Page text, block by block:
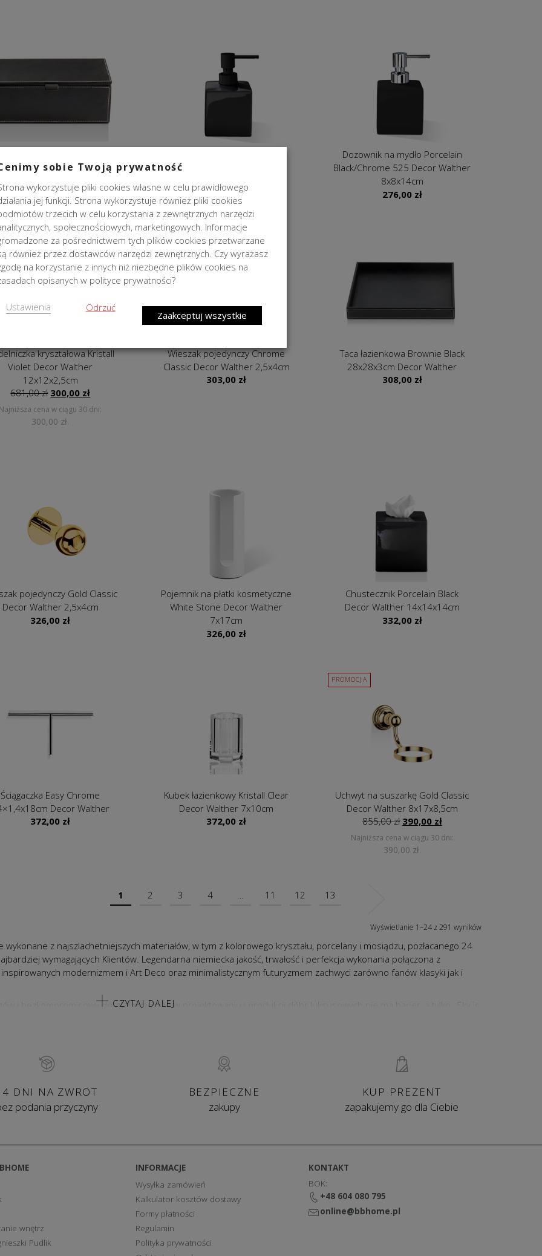
Decor Walther
Black 525 Decor Walther
276,00zł
Dozownik na mydło Porcelain
Black/Chrome 525 Decor Walther
8x8x14cm
276,00 zł
kryształowa Kristall
Violet Decor Walther
12x12x2,5cm
681,00zł Pierwotna
cena
wynosiła:
300,00 złAktualna
cena
cena w ciągu 30 dni:
300,00 zł.
Wieszak pojedynczy Chrome
Classic Decor Walther 2,5x4cm
303,00 zł
Taca łazienkowa Brownie Black
28x28x3cm Decor Walther
308,00 zł
pojedynczy Gold Classic
Decor Walther 2,5x4cm
326,00 zł
Pojemnik na płatki kosmetyczne
White Stone Decor Walther
7x17cm
326,00 zł
Chustecznik Porcelain Black
Decor Walther 14x14x14cm
332,00 zł
Ściągaczka Easy Chrome
Decor Walther
372,00 zł
Kubek łazienkowy Kristall Clear
Decor Walther 7x10cm
372,00 zł
PROMOCJA
Uchwyt na suszarkę Gold Classic
Decor Walther 8x17x8,5cm
855,00zł Pierwotna
cena
wynosiła:
390,00 złAktualna
cena
Najniższa cena w ciągu 30 dni:
390,00 zł.
1 2 3 4 … 11 12 13
Wyświetlanie 1–24 z 291 wyników
wykonane z najszlachetniejszych materiałów, w tym z kolorowego kryształu, porcelany i mosiądzu, pozłacanego 24
wymagających Klientów. Legendarna niemiecka jakość, trwałość i perfekcja wykonania połączona z
modernizmem i Art Deco oraz minimalistycznym futuryzmem zachwyci zarówno fanów klasyki jak i
i bezkompromisowy detal dowodzi że w projektowaniu i produkcji dóbr luksusowych nie ma barier, a tylko „Sky is
CZYTAJ DALEJ
DNI NA ZWROT
podania przyczyny
BEZPIECZNE
zakupy
KUP PREZENT
zapakujemy go dla Ciebie
wnętrz
Pudlik
INFORMACJE
Wysyłka zamówień
Kalkulator kosztów dostawy
Formy płatności
Regulamin
Polityka prywatności
KONTAKT
BOK:
+48 604 080 795
online@bbhome.pl
sobie Twoją prywatność
wykorzystuje pliki cookies własne w celu prawidłowego
jej funkcji. Strona wykorzystuje również pliki cookies
trzecich w celu korzystania z zewnętrznych narzędzi
społecznościowych, marketingowych. Informacje
za pośrednictwem tych plików cookies przetwarzane
również przez dostawców narzędzi zewnętrznych. Czy wyrażasz
na korzystanie z innych niż niezbędne plików cookies na
opisanych w polityce prywatności?
Ustawienia Odrzuć
Zaakceptuj wszystkie